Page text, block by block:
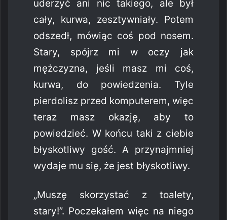
uderzyć ani nic takiego, ale był
cały, kurwa, zesztywniały. Potem
odszedł, mówiąc coś pod nosem.
Stary, spójrz mi w oczy jak
mężczyzna, jeśli masz mi coś,
kurwa, do powiedzenia. Tyle
pierdolisz przed komputerem, więc
teraz masz okazję, aby to
powiedzieć. W końcu taki z ciebie
błyskotliwy gość. A przynajmniej
wydaje mu się, że jest błyskotliwy.
„Muszę skorzystać z toalety,
stary!”. Poczekałem więc na niego